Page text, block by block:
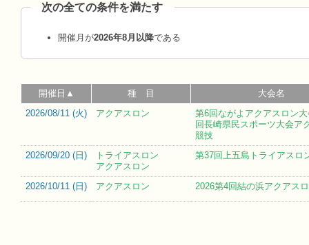
次の全ての条件を満たす
開催月が2026年8月以降である
開催日▲ 種 目
大会名
2026/08/11 (火) アクアスロン
第6回ながよアクアスロン
回長崎県民スポーツ大会ア
競技
2026/09/20 (日 )
トライアスロン
アクアスロン
第37回上五島トライアスロ
2026/10/11 (日 ) アクアスロン 2026第4回結の浜アクアス